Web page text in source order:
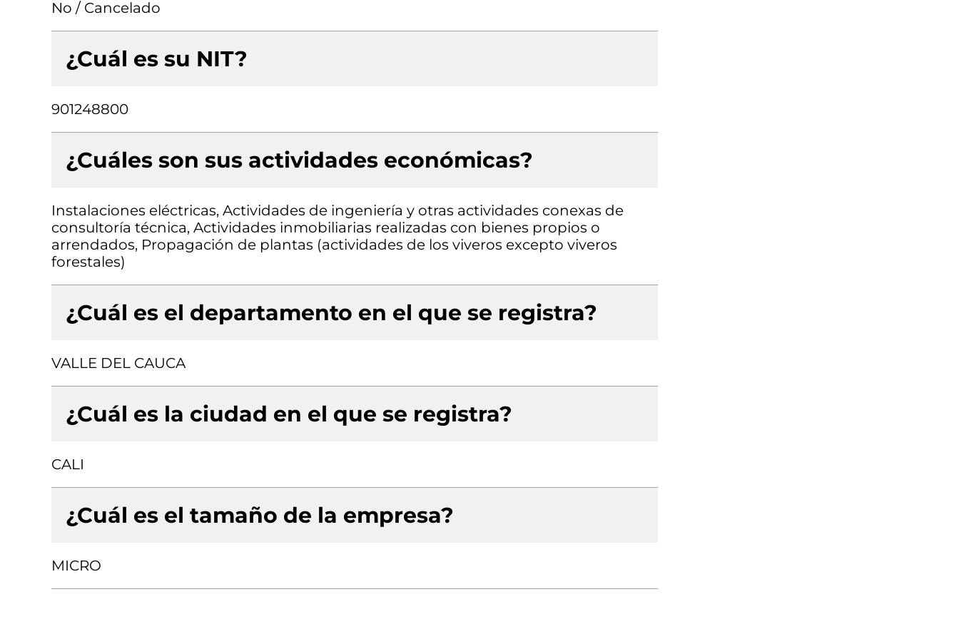
No / Cancelado
¿Cuál es su NIT?
901248800
¿Cuáles son sus actividades económicas?
Instalaciones eléctricas, Actividades de ingeniería y otras actividades conexas de
consultoría técnica, Actividades inmobiliarias realizadas con bienes propios o
arrendados, Propagación de plantas (actividades de los viveros excepto viveros
forestales)
¿Cuál es el departamento en el que se registra?
VALLE DEL CAUCA
¿Cuál es la ciudad en el que se registra?
CALI
¿Cuál es el tamaño de la empresa?
MICRO